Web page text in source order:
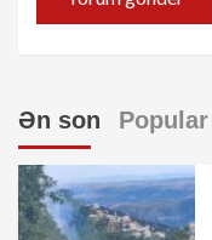
Ən son Popular